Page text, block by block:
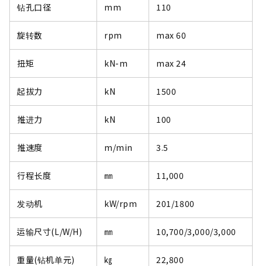
钻孔口径 mm 110
旋转数 rpm max 60
扭矩 kN-m max 24
起拔力 kN 1500
推进力 kN 100
推速度 m/min 3.5
行程长度 ㎜ 11,000
发动机 kW/rpm 201/1800
运输尺寸(L/W/H) ㎜ 10,700/3,000/3,000
重量(钻机单元) ㎏ 22,800